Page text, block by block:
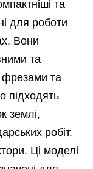
та
для роботи
Вони
та
фрезами та
підходять
землі,
робіт.
Ці моделі